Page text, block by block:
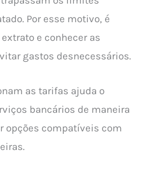
Por esse motivo, é
e conhecer as
gastos desnecessários.
as tarifas ajuda o
bancários de maneira
opções compatíveis com